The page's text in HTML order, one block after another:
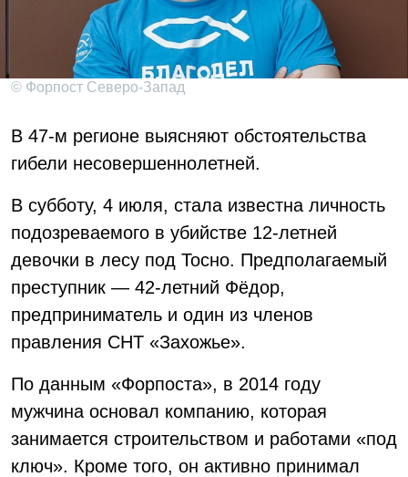
© Форпост Северо-Запад
В 47-м регионе выясняют обстоятельства
гибели несовершеннолетней.
В субботу, 4 июля, стала известна личность
подозреваемого в убийстве 12-летней
девочки в лесу под Тосно. Предполагаемый
преступник — 42-летний Фёдор,
предприниматель и один из членов
правления СНТ «Захожье».
По данным «Форпоста», в 2014 году
мужчина основал компанию, которая
занимается строительством и работами «под
ключ». Кроме того, он активно принимал